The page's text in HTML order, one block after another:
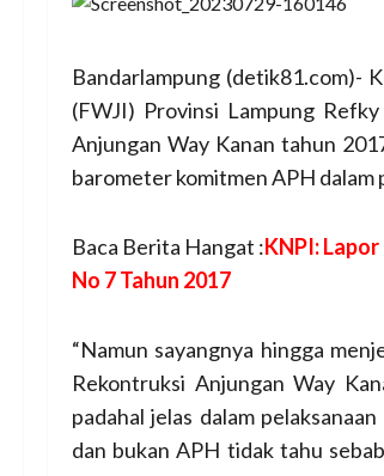
Bandarlampung (detik81.com)-
(FWJI) Provinsi Lampung
Anjungan Way Kanan tahun
barometer komitmen APH dalam
Baca Berita Hangat :KNPI:
No 7 Tahun 2017
“Namun sayangnya hingga
Rekontruksi Anjungan Way
padahal jelas dalam
dan bukan APH tidak tahu